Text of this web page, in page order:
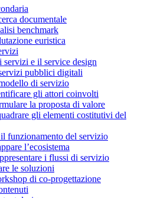
documentale
benchmark
euristica
servizi e il service design
pubblici digitali
di servizio
gli attori coinvolti
la proposta di valore
gli elementi costitutivi del
funzionamento del servizio
l’ecosistema
i flussi di servizio
le soluzioni
di co-progettazione